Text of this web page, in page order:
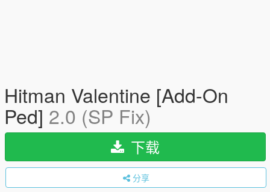
Hitman Valentine [Add-On
Ped] 2.0 (SP Fix)
下载
分享